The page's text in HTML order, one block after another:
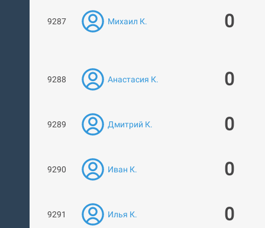
9287 Михаил К. 0
9288 Анастасия К. 0
9289 Дмитрий К. 0
9290 Иван К. 0
9291 Илья К. 0